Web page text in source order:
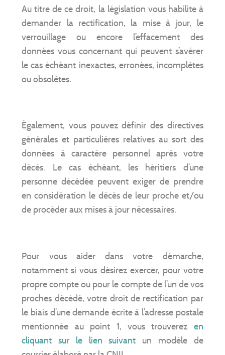
Au titre de ce droit, la législation vous habilite à
demander la rectification, la mise à jour, le
verrouillage ou encore l’effacement des
données vous concernant qui peuvent s’avérer
le cas échéant inexactes, erronées, incomplètes
ou obsolètes.
Également, vous pouvez définir des directives
générales et particulières relatives au sort des
données à caractère personnel après votre
décès. Le cas échéant, les héritiers d’une
personne décédée peuvent exiger de prendre
en considération le décès de leur proche et/ou
de procéder aux mises à jour nécessaires.
Pour vous aider dans votre démarche,
notamment si vous désirez exercer, pour votre
propre compte ou pour le compte de l’un de vos
proches décédé, votre droit de rectification par
le biais d’une demande écrite à l’adresse postale
mentionnée au point 1, vous trouverez en
cliquant sur le lien suivant un modèle de